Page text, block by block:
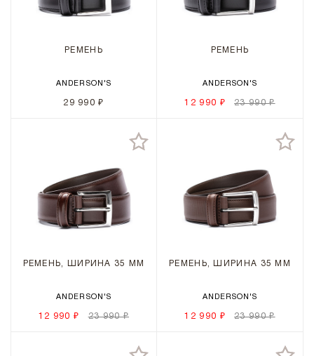
РЕМЕНЬ
ANDERSON'S
29 990 ₽
РЕМЕНЬ
ANDERSON'S
12 990 ₽ 23 990 ₽
РЕМЕНЬ, ШИРИНА 35 ММ
ANDERSON'S
12 990 ₽ 23 990 ₽
РЕМЕНЬ, ШИРИНА 35 ММ
ANDERSON'S
12 990 ₽ 23 990 ₽